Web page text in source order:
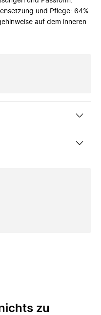
und Pflege: 64%
auf dem inneren
zu